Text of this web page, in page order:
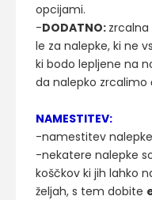
opcijami.
-DODATNO:
le za nalepke, ki ne
ki bodo lepljene na
da nalepko zrcalimo
NAMESTITEV:
-namestitev
-nekatere nalepke
koščkov ki jih lahko
željah, s tem dobite